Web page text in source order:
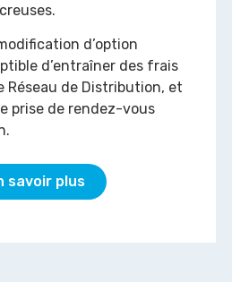
d’option
d’entraîner des frais
Réseau de Distribution, et
prise de rendez-vous
savoir plus